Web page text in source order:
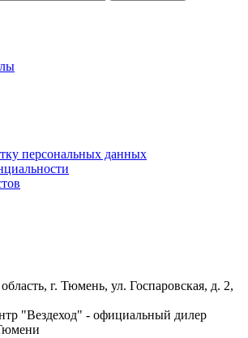
персональных данных
г. Тюмень, ул. Госпаровская, д. 2,
"Вездеход" - официальный дилер